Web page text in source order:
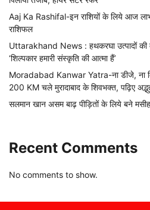
Aaj Ka Rashifal-इन राशियों के लिये आज
राशिफल
Uttarakhand News : हथकरघा उत्पादों की
‘शिल्पकार हमारी संस्कृति की आत्मा हैं’
Moradabad Kanwar Yatra-ना डीजे, ना
200 KM चले मुरादाबाद के शिवभक्त, पढ़िए
सलमान खान असम बाढ़ पीड़ितों के लिये बने
Recent Comments
No comments to show.